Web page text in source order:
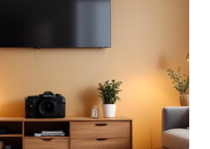
cócteles de networking.
profesionales del sector, incluyendo
interiores, arquitectos y constructores.
asociaciones locales y grupos
en el mercado de lujo.
digitales como LinkedIn para